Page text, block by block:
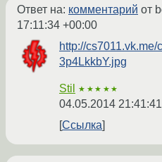
Ответ на: комментарий от
17:11:34 +00:00
http://
3p4LkkbY.jpg
Stil ★★★★★
04.05.2014
Ссылка